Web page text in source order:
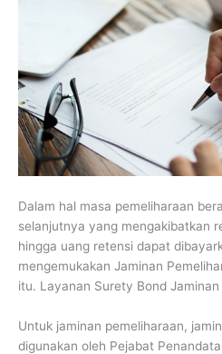
Dalam hal masa pemeliharaan
selanjutnya yang mengakibatkan
hingga uang retensi dapat
mengemukakan Jaminan
itu. Layanan Surety Bond Jaminan
Untuk jaminan pemeliharaan,
digunakan oleh Pejabat